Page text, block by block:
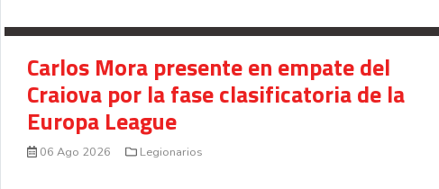
Carlos Mora presente en empate del
Craiova por la fase clasificatoria de la
Europa League
06 Ago 2026 Legionarios